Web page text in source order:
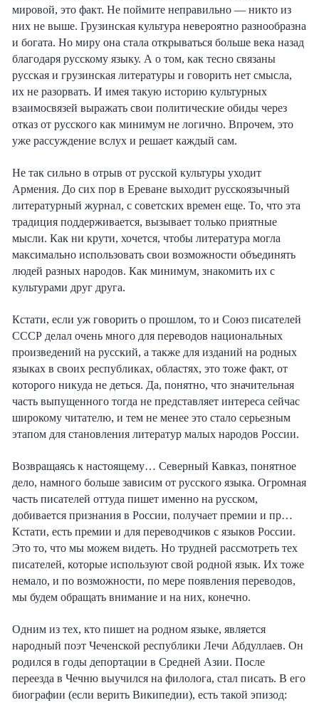
мировой, это факт. Не поймите неправильно — никто из
них не выше. Грузинская культура невероятно разнообразна
и богата. Но миру она стала открываться больше века назад
благодаря русскому языку. А о том, как тесно связаны
русская и грузинская литературы и говорить нет смысла,
их не разорвать. И имея такую историю культурных
взаимосвязей выражать свои политические обиды через
отказ от русского как минимум не логично. Впрочем, это
уже рассуждение вслух и решает каждый сам.
Не так сильно в отрыв от русской культуры уходит
Армения. До сих пор в Ереване выходит русскоязычный
литературный журнал, с советских времен еще. То, что эта
традиция поддерживается, вызывает только приятные
мысли. Как ни крути, хочется, чтобы литература могла
максимально использовать свои возможности объединять
людей разных народов. Как минимум, знакомить их с
культурами друг друга.
Кстати, если уж говорить о прошлом, то и Союз писателей
СССР делал очень много для переводов национальных
произведений на русский, а также для изданий на родных
языках в своих республиках, областях, это тоже факт, от
которого никуда не деться. Да, понятно, что значительная
часть выпущенного тогда не представляет интереса сейчас
широкому читателю, и тем не менее это стало серьезным
этапом для становления литератур малых народов России.
Возвращаясь к настоящему… Северный Кавказ, понятное
дело, намного больше зависим от русского языка. Огромная
часть писателей оттуда пишет именно на русском,
добивается признания в России, получает премии и пр…
Кстати, есть премии и для переводчиков с языков России.
Это то, что мы можем видеть. Но трудней рассмотреть тех
писателей, которые используют свой родной язык. Их тоже
немало, и по возможности, по мере появления переводов,
мы будем обращать внимание и на них, конечно.
Одним из тех, кто пишет на родном языке, является
народный поэт Чеченской республики Лечи Абдуллаев. Он
родился в годы депортации в Средней Азии. После
переезда в Чечню выучился на филолога, стал писать. В его
биографии (если верить Википедии), есть такой эпизод: